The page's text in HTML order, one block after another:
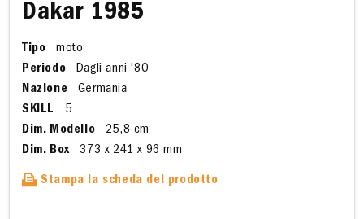
Dakar 1985
Tipo
moto
Periodo
Dagli anni '80
Nazione
Germania
SKILL
5
Dim. Modello
25,8 cm
Dim. Box
373 x 241 x 96 mm
Stampa la scheda del prodotto